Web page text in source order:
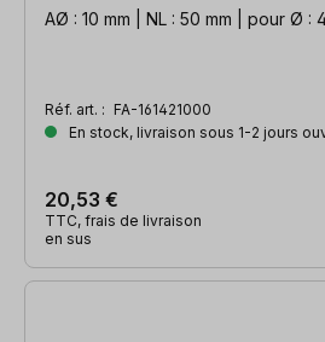
AØ : 10 mm | NL : 50 mm | pour Ø :
Réf. art. : FA-161421000
En stock, livraison sous 1-2 jours
20,53 €
TTC, frais de livraison
en sus